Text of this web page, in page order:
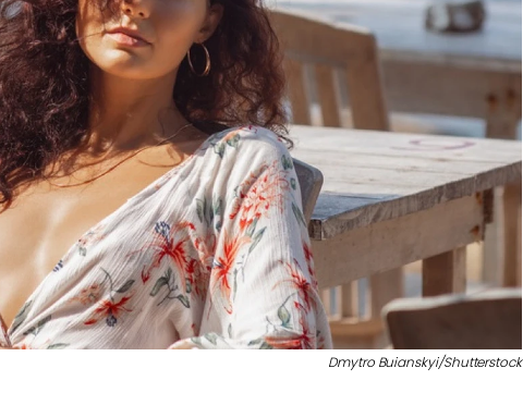
Dmytro Buianskyi/Shutterstock